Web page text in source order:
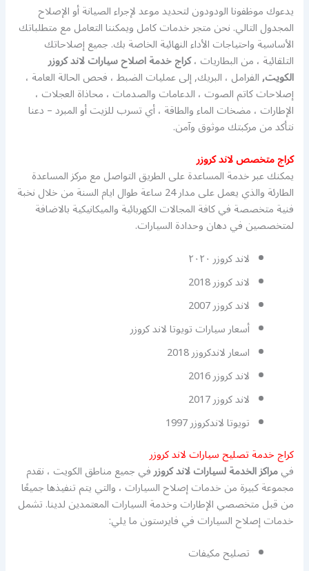
يدعوك موظفونا الودودون لتحديد موعد لإجراء الصيانة أو الإصلاح
المجدول التالي. نحن متجر خدمات كامل ويمكننا التعامل مع متطلباتك
الأساسية واحتياجات الأداء النهائية الخاصة بك. جميع إصلاحاتك
التلقائية ، من البطاريات ،كراج خدمة اصلاح سيارات لاند كروزر
الكويت,الفرامل ، البريك, إلى عمليات الضبط ، فحص الحالة العامة ،
إصلاحات كاتم الصوت ، الدعامات والصدمات ، محاذاة العجلات ،
الإطارات ، مضخات الماء والطاقة ، أي تسرب للزيت أو المبرد – دعنا
نتأكد من مركبتك موثوق وآمن.
كراج متخصص لاند كروزر
يمكنك عبر خدمة المساعدة على الطريق التواصل مع مركز المساعدة
الطارئة والذي يعمل على مدار 24 ساعة طوال ايام السنة من خلال نخبة
فنية متخصصة في كافة المجالات الكهربائية والميكانيكية بالاضافة
لمتخصصين في دهان وحدادة السيارات.
لاند كروزر ٢٠٢٠
لاند كروزر 2018
لاند كروزر 2007
أسعار سيارات تويوتا لاند كروزر
اسعار لاندكروزر 2018
لاند كروزر 2016
لاند كروزر 2017
تويوتا لاندكروزر 1997
كراج خدمة تصليح سيارات لاند كروزر
فيمراكز الخدمة لسيارات لاند كروزرفي جميع مناطق الكويت ، نقدم
مجموعة كبيرة من خدمات إصلاح السيارات ، والتي يتم تنفيذها جميعًا
من قبل متخصصي الإطارات وخدمة السيارات المعتمدين لدينا. تشمل
خدمات إصلاح السيارات في فايرستون ما يلي:
تصليح مكيفات